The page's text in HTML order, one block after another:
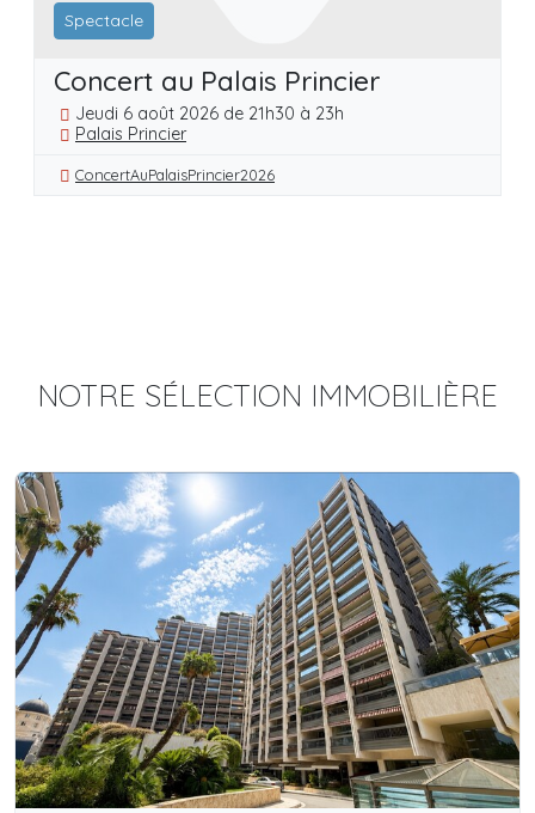
Spectacle
Concert au Palais Princier
Jeudi 6 août 2026 de 21h30 à 23h
Palais Princier
ConcertAuPalaisPrincier2026
NOTRE SÉLECTION IMMOBILIÈRE